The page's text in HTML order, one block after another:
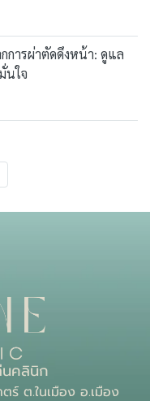
การผ่าตัดดึงหน้า: ดูแล
นใจ
นคลินิก
ต.ในเมือง อ.เมือง